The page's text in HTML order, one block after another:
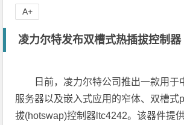
凌力尔特发布双槽式热插拔控制器
日前，凌力尔特公司推出一款用于
服务器以及嵌入式应用的窄体、双槽式
拔(hotswap)控制器ltc4242。该器件提
A+